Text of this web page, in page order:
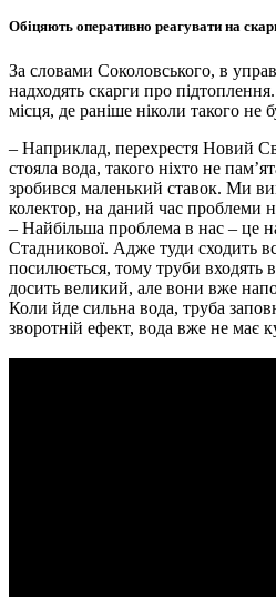
Обіцяють оперативно реагувати на
За словами Соколовського, в
надходять скарги про
місця, де раніше ніколи такого не
– Наприклад, перехрестя Новий
стояла вода, такого ніхто не
зробився маленький ставок. Ми
колектор, на даний час проблеми
– Найбільша проблема в нас – це
Стадникової. Адже туди сходить
посилюється, тому труби входять в
досить великий, але вони вже
Коли йде сильна вода, труба
зворотній ефект, вода вже не має